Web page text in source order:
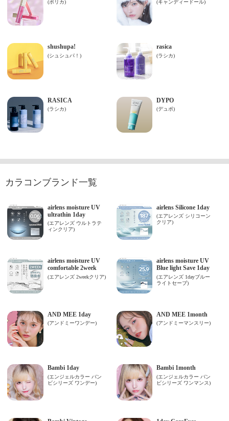
カラコンブランド一覧